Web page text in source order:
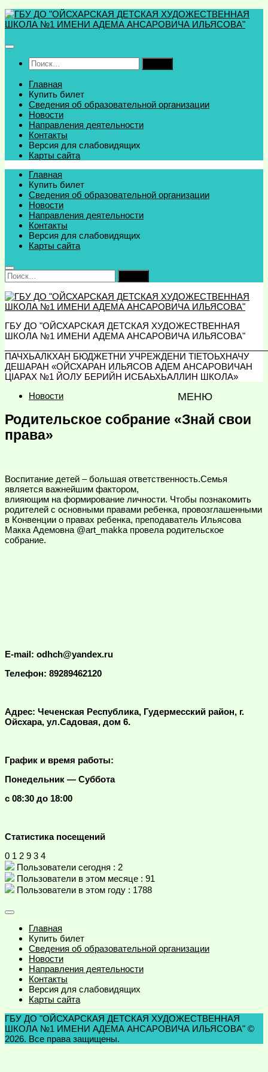
Перейти
к
Найти:
Главная
Купить билет
Сведения об образовательной организации
Новости
Направления деятельности
Контакты
Версия для слабовидящих
Карты сайта
Главная
Купить билет
Сведения об образовательной организации
Новости
Направления деятельности
Контакты
Версия для слабовидящих
Карты сайта
Найти:
ГБУ ДО "ОЙСХАРСКАЯ ДЕТСКАЯ ХУДОЖЕСТВЕННАЯ
ШКОЛА №1 ИМЕНИ АДЕМА АНСАРОВИЧА ИЛЬЯСОВА"
ПАЧХЬАЛКХАН БЮДЖЕТНИ УЧРЕЖДЕНИ ТIЕТОЬХНАЧУ
ДЕШАРАН «ОЙСХАРАН ИЛЬЯСОВ АДЕМ АНСАРОВИЧАН
ЦIАРАХ №1 ЙОЛУ БЕРИЙН ИСБАЬХЬАЛЛИН ШКОЛА»
МЕНЮ
Новости
Родительское собрание «Знай свои
права»
Воспитание детей – большая ответственность.Семья
является важнейшим фактором,
влияющим на формирование личности. Чтобы познакомить
родителей с основными правами ребенка, провозглашенными
в Конвенции о правах ребенка, преподаватель Ильясова
Макка Адемовна @art_makka провела родительское
собрание.
E-mail: odhch@yandex.ru
Телефон: 89289462120
Адрес: Чеченская Республика, Гудермесский район, г.
Ойсхара, ул.Садовая, дом 6.
График и время работы:
Понедельник — Суббота
с 08:30 до 18:00
Статистика посещений
0 1 2 9 3 4
Пользователи сегодня : 2
Пользователи в этом месяце : 91
Пользователи в этом году : 1788
Главная
Купить билет
Сведения об образовательной организации
Новости
Направления деятельности
Контакты
Версия для слабовидящих
Карты сайта
ГБУ ДО "ОЙСХАРСКАЯ ДЕТСКАЯ ХУДОЖЕСТВЕННАЯ
ШКОЛА №1 ИМЕНИ АДЕМА АНСАРОВИЧА ИЛЬЯСОВА" ©
2026. Все права защищены.